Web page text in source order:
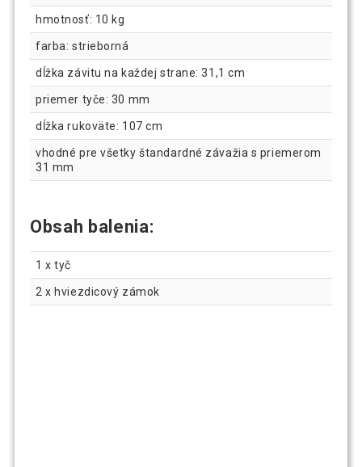
hmotnosť: 10 kg
farba: strieborná
dĺžka závitu na každej strane: 31,1 cm
priemer tyče: 30 mm
dĺžka rukoväte: 107 cm
vhodné pre všetky štandardné závažia s priemerom
31 mm
Obsah balenia:
1 x tyč
2 x hviezdicový zámok